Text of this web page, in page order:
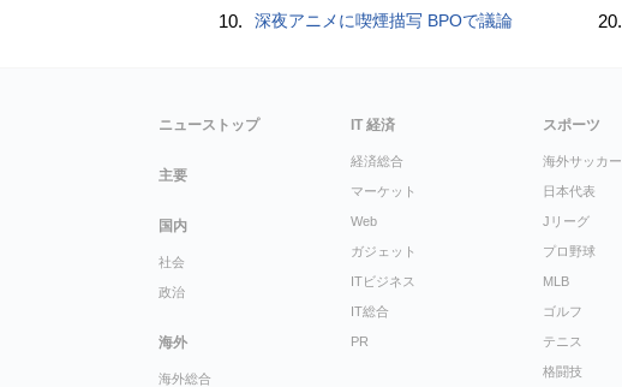
10. 深夜アニメに喫煙描写 BPOで議論 20.
ニューストップ
主要
国内
社会
政治
海外
海外総合
IT 経済
経済総合
マーケット
Web
ガジェット
ITビジネス
IT総合
PR
スポーツ
海外サッカー
日本代表
Jリーグ
プロ野球
MLB
ゴルフ
テニス
格闘技